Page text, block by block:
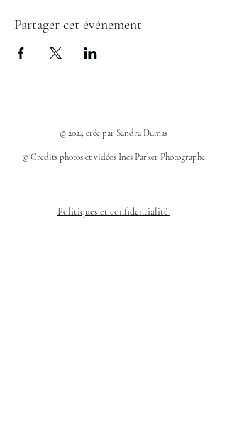
Partager cet événement
© 2024 créé par Sandra Dumas
© Crédits photos et vidéos Ines Parker Photographe
Politiques et confidentialité